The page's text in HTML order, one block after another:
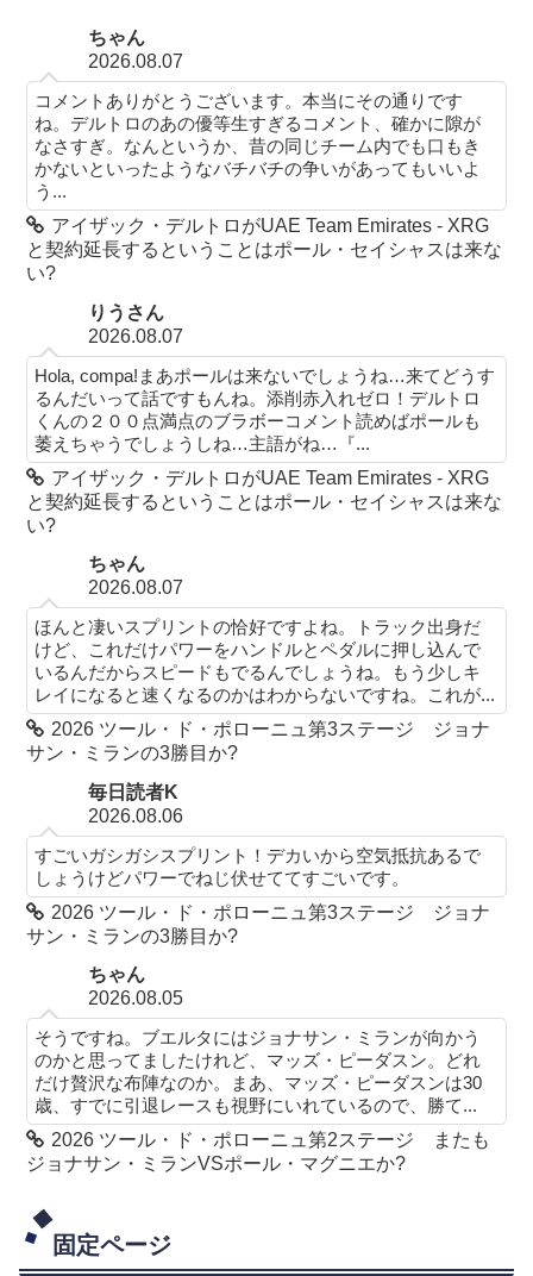
ちゃん
2026.08.07
コメントありがとうございます。本当にその通りです
ね。デルトロのあの優等生すぎるコメント、確かに隙が
なさすぎ。なんというか、昔の同じチーム内でも口もき
かないといったようなバチバチの争いがあってもいいよ
う...
アイザック・デルトロがUAE Team Emirates - XRG
と契約延長するということはポール・セイシャスは来な
い?
りうさん
2026.08.07
Hola, compa!まあポールは来ないでしょうね…来てどうす
るんだいって話ですもんね。添削赤入れゼロ！デルトロ
くんの２００点満点のブラボーコメント読めばポールも
萎えちゃうでしょうしね…主語がね…『...
アイザック・デルトロがUAE Team Emirates - XRG
と契約延長するということはポール・セイシャスは来な
い?
ちゃん
2026.08.07
ほんと凄いスプリントの恰好ですよね。トラック出身だ
けど、これだけパワーをハンドルとペダルに押し込んで
いるんだからスピードもでるんでしょうね。もう少しキ
レイになると速くなるのかはわからないですね。これが...
2026 ツール・ド・ポローニュ第3ステージ ジョナ
サン・ミランの3勝目か?
毎日読者K
2026.08.06
すごいガシガシスプリント！デカいから空気抵抗あるで
しょうけどパワーでねじ伏せててすごいです。
2026 ツール・ド・ポローニュ第3ステージ ジョナ
サン・ミランの3勝目か?
ちゃん
2026.08.05
そうですね。ブエルタにはジョナサン・ミランが向かう
のかと思ってましたけれど、マッズ・ピーダスン。どれ
だけ贅沢な布陣なのか。まあ、マッズ・ピーダスンは30
歳、すでに引退レースも視野にいれているので、勝て...
2026 ツール・ド・ポローニュ第2ステージ またも
ジョナサン・ミランVSポール・マグニエか?
固定ページ